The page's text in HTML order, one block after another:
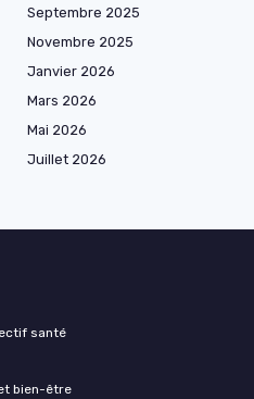
Septembre 2025
Novembre 2025
Janvier 2026
Mars 2026
Mai 2026
Juillet 2026
santé
bien-être